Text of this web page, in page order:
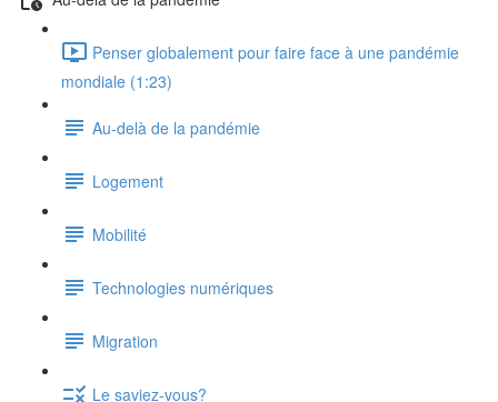
Penser globalement pour faire face à une pandémie
mondiale (1:23)
Au-delà de la pandémie
Logement
Mobilité
Technologies numériques
Migration
Le saviez-vous?